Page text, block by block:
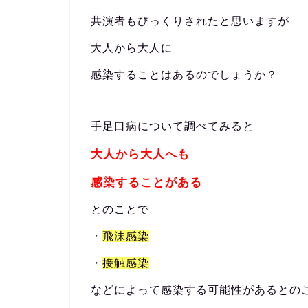
共演者もびっくりされたと思いますが
大人から大人に
感染することはあるのでしょうか？
手足口病について調べてみると
大人から大人へも
感染することがある
とのことで
・ 飛沫感染
・ 接触感染
などによって感染する可能性があるとの